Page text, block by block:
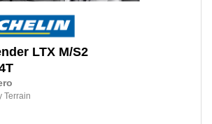
LTX M/S2
Terrain